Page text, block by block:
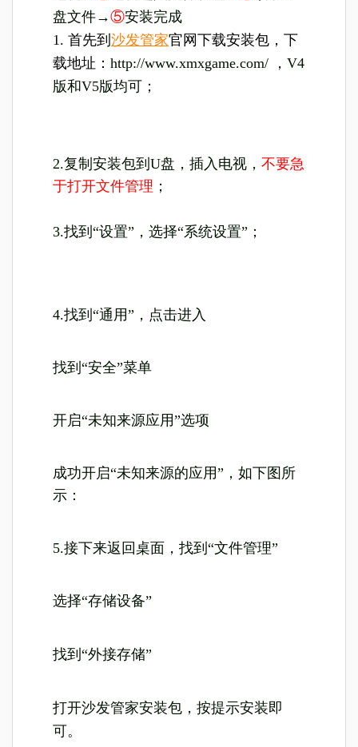
盘文件→⑤安装完成
1. 首先到 沙发管家官网下载安装包，下
载地址： http://www.xmxgame.com/ ，V4
版和V5版均可；
2.复制安装包到U盘，插入电视， 不要急
于打开文件管理 ；
3.找到“设置”，选择“系统设置”；
4.找到“通用”，点击进入
找到“安全”菜单
开启“未知来源应用”选项
成功开启“未知来源的应用”，如下图所
示：
5.接下来返回桌面，找到“文件管理”
选择“存储设备”
找到“外接存储”
打开沙发管家安装包，按提示安装即
可。